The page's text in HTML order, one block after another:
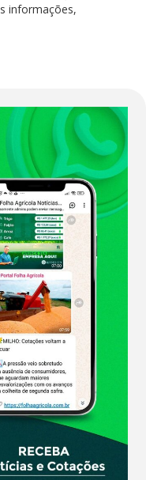
informações,